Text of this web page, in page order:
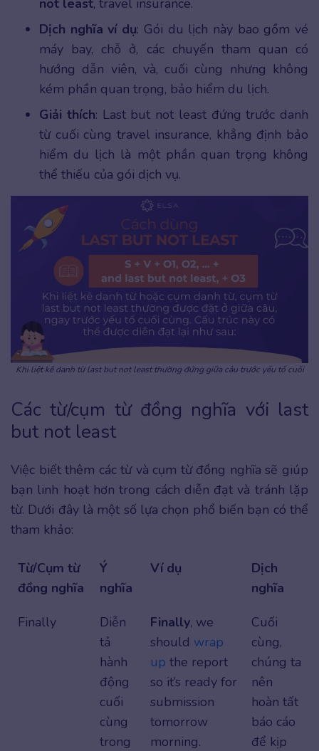
Dịch nghĩa ví dụ: Gói du lịch này bao gồm vé
máy bay, chỗ ở, các chuyến tham quan có
hướng dẫn viên, và, cuối cùng nhưng không
kém phần quan trọng, bảo hiểm du lịch.
Giải thích: Last but not least đứng trước danh
từ cuối cùng travel insurance, khẳng định bảo
hiểm du lịch là một phần quan trọng không
thể thiếu của gói dịch vụ.
Khi liệt kê danh từ last but not least thường đứng giữa câu trước yếu tố cuối
Các từ/cụm từ đồng nghĩa với last
but not least
Việc biết thêm các từ và cụm từ đồng nghĩa sẽ giúp
bạn linh hoạt hơn trong cách diễn đạt và tránh lặp
từ. Dưới đây là một số lựa chọn phổ biến bạn có thể
tham khảo:
Từ/Cụm từ
đồng nghĩa
Ý
nghĩa
Ví dụ
Dịch
nghĩa
Finally
Diễn
tả
hành
động
cuối
cùng
trong
Finally, we
should wrap
up the report
so it’s ready for
submission
tomorrow
morning.
Cuối
cùng,
chúng ta
nên
hoàn tất
báo cáo
để kịp